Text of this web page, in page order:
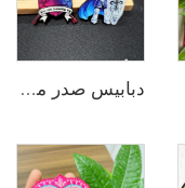
دبابيس صدر مضيئة بنقوش ناعمة مخصصة مع بطاقات خلفية